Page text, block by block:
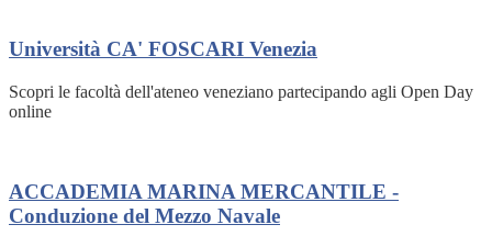
Università CA' FOSCARI Venezia
Scopri le facoltà dell'ateneo veneziano partecipando agli Open Day
online
ACCADEMIA MARINA MERCANTILE -
Conduzione del Mezzo Navale